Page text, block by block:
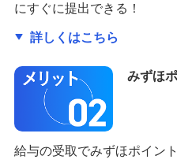
にすぐに提出できる！
詳しくはこちら
みずほ
給与の受取でみずほポイン